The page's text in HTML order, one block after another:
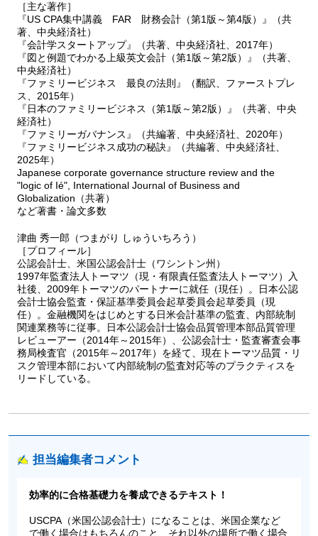
［主な著作］
『US CPA集中講義 FAR 財務会計（第1版～第4版）』（共
著、中央経済社）
『会計学スタートアップ』（共著、中央経済社、2017年）
『図と例題でわかる上級英文会計（第1版～第2版）』（共著、
中央経済社）
『ファミリービジネス 最良の法則』（翻訳、ファーストプレ
ス、2015年）
『日本のファミリービジネス（第1版～第2版）』（共著、中央
経済社）
『ファミリーガバナンス』（共編著、中央経済社、2020年）
『ファミリービジネス成功の秘訣』（共編著、中央経済社、
2025年）
Japanese corporate governance structure review and the
"logic of Ié", International Journal of Business and
Globalization（共著）
など著書・論文多数
津曲 秀一郎（つまがり しゅういちろう）
［プロフィール］
公認会計士、米国公認会計士（ワシントン州）
1997年監査法人トーマツ（現・有限責任監査法人トーマツ）入
社後、2009年トーマツのパートナーに就任（現任）。日本公認
会計士協会監査・保証基準委員会起草委員会起草委員（現
任）。金融機関をはじめとする日米会計基準の監査、内部統制
関連業務等に従事。日本公認会計士協会品質管理本部品質管理
レビューアー（2014年～2015年）、公認会計士・監査審査会事
務局検査官（2015年～2017年）を経て、現在トーマツ品質・リ
スク管理本部において内部統制の監査対応等のプラクティスを
リードしている。
担当編集者コメント
効率的に合格基礎力を養成できるテキスト！
USCPA（米国公認会計士）になることは、米国企業など
で働く場合はもちろんのこと、それ以外の場所で働く場合